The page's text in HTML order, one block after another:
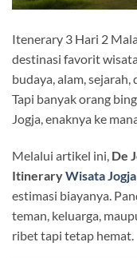
Itenerary 3 Hari 2
destinasi favorit
budaya, alam,
Tapi banyak orang
Jogja, enaknya ke
Melalui artikel ini, De
ItineraryWisata
estimasi biayanya.
teman, keluarga,
ribet tapi tetap hemat.